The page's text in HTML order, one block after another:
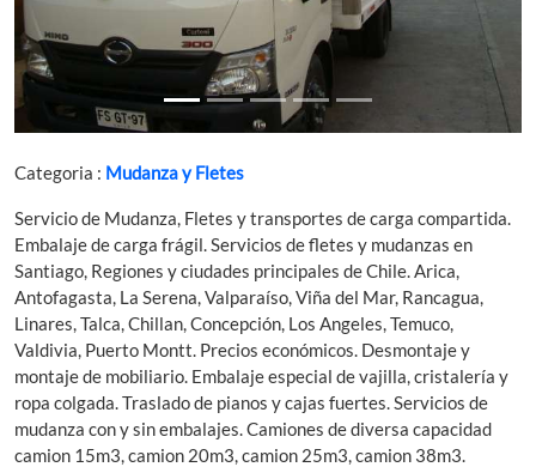
Categoria : Mudanza y Fletes
Servicio de Mudanza, Fletes y transportes de carga compartida.
Embalaje de carga frágil. Servicios de fletes y mudanzas en
Santiago, Regiones y ciudades principales de Chile. Arica,
Antofagasta, La Serena, Valparaíso, Viña del Mar, Rancagua,
Linares, Talca, Chillan, Concepción, Los Angeles, Temuco,
Valdivia, Puerto Montt. Precios económicos. Desmontaje y
montaje de mobiliario. Embalaje especial de vajilla, cristalería y
ropa colgada. Traslado de pianos y cajas fuertes. Servicios de
mudanza con y sin embalajes. Camiones de diversa capacidad
camion 15m3, camion 20m3, camion 25m3, camion 38m3.